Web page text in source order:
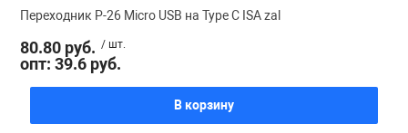
Переходник Р-26 Micro USB на Type C ISA zal
80.80 руб. / шт.
опт: 39.6 руб.
В корзину